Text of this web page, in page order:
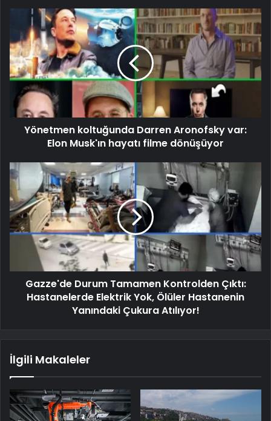
Yönetmen koltuğunda Darren Aronofsky var:
Elon Musk'ın hayatı filme dönüşüyor
Gazze'de Durum Tamamen Kontrolden Çıktı:
Hastanelerde Elektrik Yok, Ölüler Hastanenin
Yanındaki Çukura Atılıyor!
İlgili Makaleler